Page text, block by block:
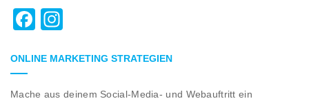
Facebook
ONLINE MARKETING STRATEGIEN
Mache aus deinem Social-Media- und Webauftritt ein